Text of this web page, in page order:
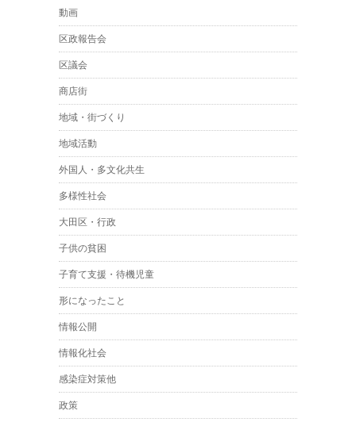
動画
区政報告会
区議会
商店街
地域・街づくり
地域活動
外国人・多文化共生
多様性社会
大田区・行政
子供の貧困
子育て支援・待機児童
形になったこと
情報公開
情報化社会
感染症対策他
政策